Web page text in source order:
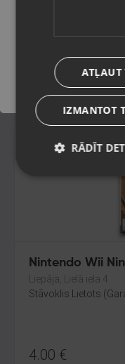
35.00€
Nintendo Wii
Liepāja, Lielā iela 4
Stāvoklis Lietots
4.00 €
ATĻAUT
IZMANTOT
RĀDĪT